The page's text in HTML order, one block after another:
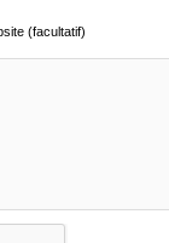
(facultatif)